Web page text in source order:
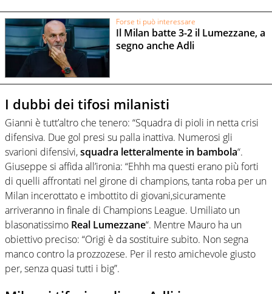
Forse ti può interessare
Il Milan batte 3-2 il Lumezzane, a
segno anche Adli
I dubbi dei tifosi milanisti
Gianni è tutt’altro che tenero: “Squadra di pioli in netta crisi
difensiva. Due gol presi su palla inattiva. Numerosi gli
svarioni difensivi,squadra letteralmente in bambola“.
Giuseppe si affida all’ironia: “Ehhh ma questi erano più forti
di quelli affrontati nel girone di champions, tanta roba per un
Milan incerottato e imbottito di giovani,sicuramente
arriveranno in finale di Champions League. Umiliato un
blasonatissimo Real Lumezzane“. Mentre Mauro ha un
obiettivo preciso: “Origi è da sostituire subito. Non segna
manco contro la prozzozese. Per il resto amichevole giusto
per, senza quasi tutti i big”.